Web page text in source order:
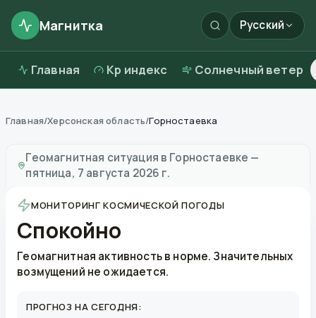
Магнитка Русский
Главная Kp индекс Солнечный ветер
Главная/Херсонская область/Горностаевка
Геомагнитная ситуация в Горностаевке —
пятница, 7 августа 2026 г.
МОНИТОРИНГ КОСМИЧЕСКОЙ ПОГОДЫ
Спокойно
Геомагнитная активность в норме. Значительных
возмущений не ожидается.
ПРОГНОЗ НА СЕГОДНЯ: